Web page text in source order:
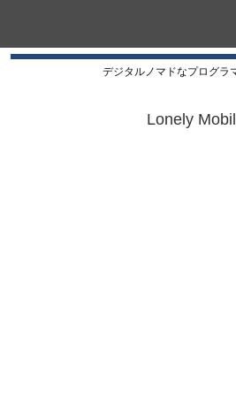
デジタルノマドなプログラ
Lonely